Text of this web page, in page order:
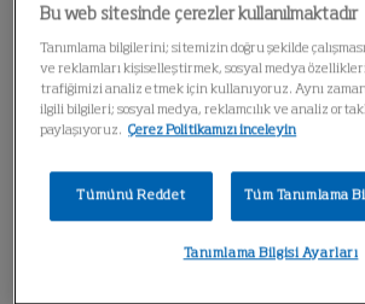
Çekme Kitleri
Bu web sitesinde çerezler kullanılmaktadır
Tanımlama bilgilerini; sitemizin doğru şekilde
ve reklamları kişiselleştirmek, sosyal medya
trafiğimizi analiz etmek için kullanıyoruz. Aynı
ilgili bilgileri; sosyal medya, reklamcılık ve analiz
paylaşıyoruz. Çerez Politikamızı inceleyin
Tümünü Reddet Tüm Tanımlama
Tanımlama Bilgisi Ayarları